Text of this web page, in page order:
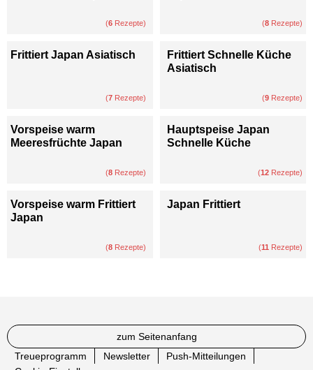
(6 Rezepte) (8 Rezepte)
Frittiert Japan Asiatisch
(7 Rezepte)
Frittiert Schnelle Küche
Asiatisch
(9 Rezepte)
Vorspeise warm
Meeresfrüchte Japan
(8 Rezepte)
Hauptspeise Japan
Schnelle Küche
(12 Rezepte)
Vorspeise warm Frittiert
Japan
(8 Rezepte)
Japan Frittiert
(11 Rezepte)
zum Seitenanfang
Treueprogramm
Newsletter
Push-Mitteilungen